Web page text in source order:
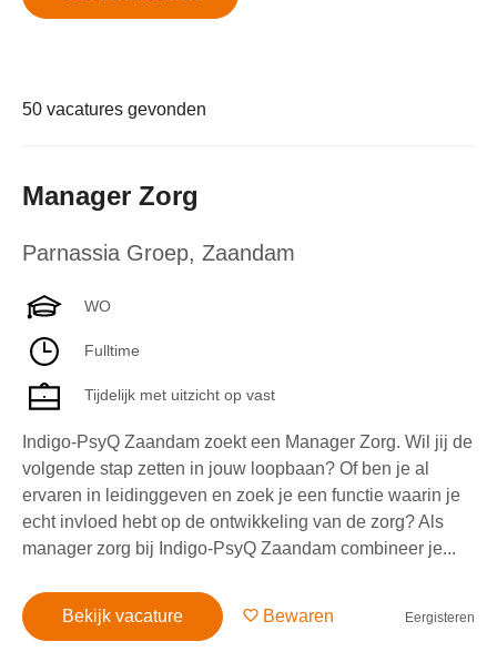
50 vacatures gevonden
Manager Zorg
Parnassia Groep, Zaandam
WO
Fulltime
Tijdelijk met uitzicht op vast
Indigo-PsyQ Zaandam zoekt een Manager Zorg. Wil jij de
volgende stap zetten in jouw loopbaan? Of ben je al
ervaren in leidinggeven en zoek je een functie waarin je
echt invloed hebt op de ontwikkeling van de zorg? Als
manager zorg bij Indigo-PsyQ Zaandam combineer je...
Bekijk vacature Bewaren Eergisteren